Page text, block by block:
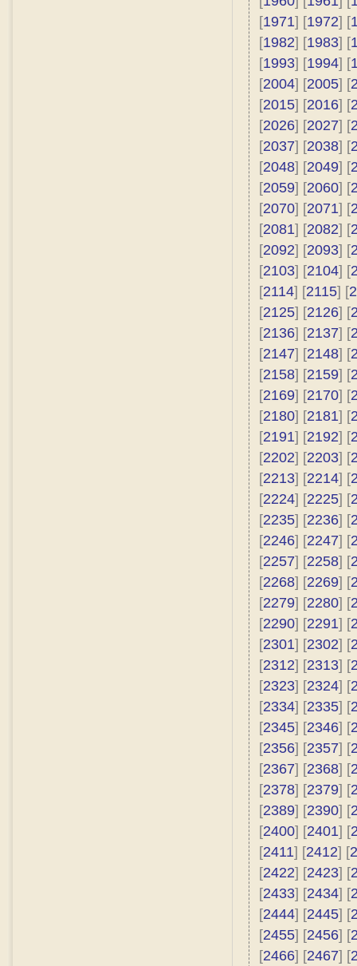
[1971] [1972] [
[1982] [1983] [
[1993] [1994] [
[2004] [2005] [
[2015] [2016] [
[2026] [2027] [
[2037] [2038] [
[2048] [2049] [
[2059] [2060] [
[2070] [2071] [
[2081] [2082] [
[2092] [2093] [
[2103] [2104] [
[2114] [2115] [
[2125] [2126] [
[2136] [2137] [
[2147] [2148] [
[2158] [2159] [
[2169] [2170] [
[2180] [2181] [
[2191] [2192] [
[2202] [2203] [
[2213] [2214] [
[2224] [2225] [
[2235] [2236] [
[2246] [2247] [
[2257] [2258] [
[2268] [2269] [
[2279] [2280] [
[2290] [2291] [
[2301] [2302] [
[2312] [2313] [
[2323] [2324] [
[2334] [2335] [
[2345] [2346] [
[2356] [2357] [
[2367] [2368] [
[2378] [2379] [
[2389] [2390] [
[2400] [2401] [
[2411] [2412] [
[2422] [2423] [
[2433] [2434] [
[2444] [2445] [
[2455] [2456] [
[2466] [2467] [